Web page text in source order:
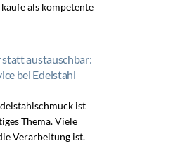
als kompetente
statt austauschbar:
bei Edelstahl
ist
Thema. Viele
Verarbeitung ist.